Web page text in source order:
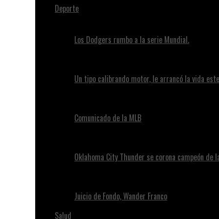
Deporte
Los Dodgers rumbo a la serie Mundial.
Un tipo calibrando motor, le arrancó la vida
Comunicado de la MLB
Oklahoma City Thunder se corona campeón de
Juicio de Fondo, Wander Franco
Salud